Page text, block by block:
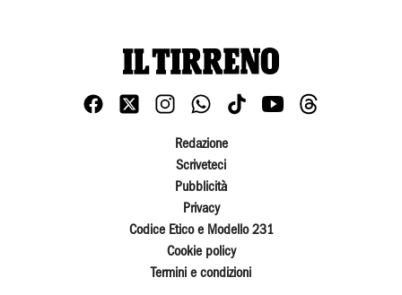
Redazione
Scriveteci
Pubblicità
Privacy
Codice Etico e Modello 231
Cookie policy
Termini e condizioni